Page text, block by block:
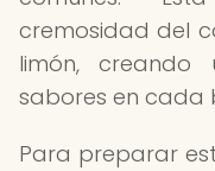
cremosidad del
limón, creando
sabores en cada
Para preparar